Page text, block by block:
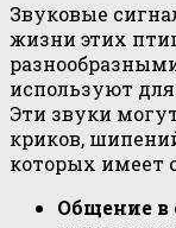
Звуковые
жизни этих
используют
Эти звуки
криков,
которых имеет
Общение в